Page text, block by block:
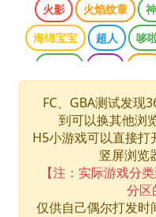
火影
火焰纹章
海绵宝宝
超人 哆
口袋妖怪
侠盗猎车
快打旋风
拳皇
海贼
FC、GBA测试发现
到可以换其他浏
H5小游戏可以直接打
竖屏浏览
【注：实际游戏分
分区
仅供自己偶尔打发时